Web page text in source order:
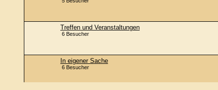
Treffen und Veranstaltungen
6 Besucher
In eigener Sache
6 Besucher